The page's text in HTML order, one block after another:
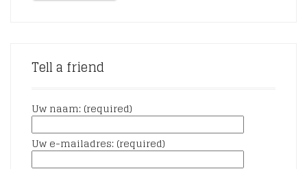
Tell a friend
Uw naam: (required)
Uw e-mailadres: (required)